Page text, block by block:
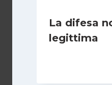
La difesa
legittima